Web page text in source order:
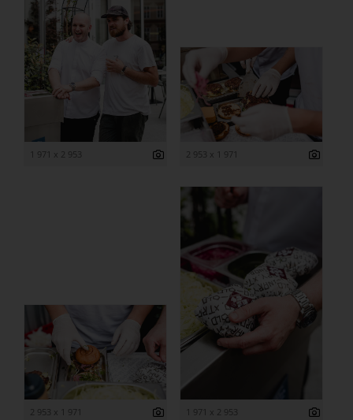
1 971 x 2 953 2 953 x 1 971
2 953 x 1 971 1 971 x 2 953